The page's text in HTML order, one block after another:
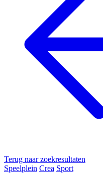
Terug naar zoekresultaten
Speelplein Crea Sport